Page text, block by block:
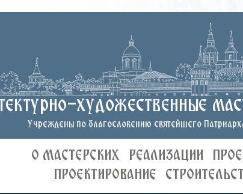
художественные
Учреждены по благословению святейшего
О МАСТЕРСКИХ РЕАЛИЗАЦИИ
ПРОЕКТИРОВАНИЕ